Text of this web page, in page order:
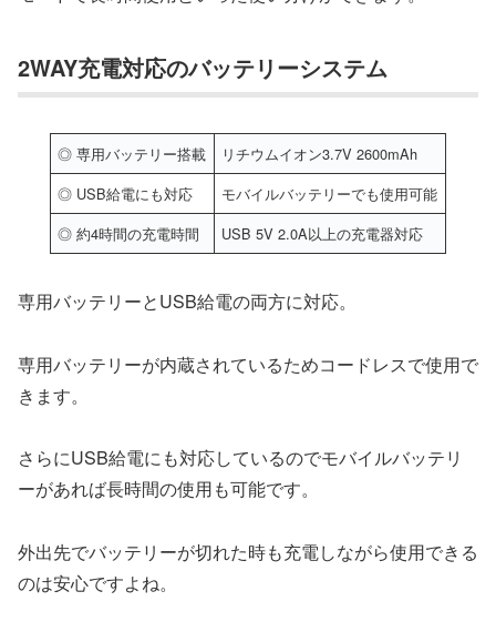
2WAY充電対応のバッテリーシステム
◎ 専用バッテリー搭載
リチウムイオン3.7V 2600mAh
◎ USB給電にも対応
モバイルバッテリーでも使用可能
◎ 約4時間の充電時間
USB 5V 2.0A以上の充電器対応
専用バッテリーとUSB給電の両方に対応。
専用バッテリーが内蔵されているためコードレスで使用で
きます。
さらにUSB給電にも対応しているのでモバイルバッテリ
ーがあれば長時間の使用も可能です。
外出先でバッテリーが切れた時も充電しながら使用できる
のは安心ですよね。